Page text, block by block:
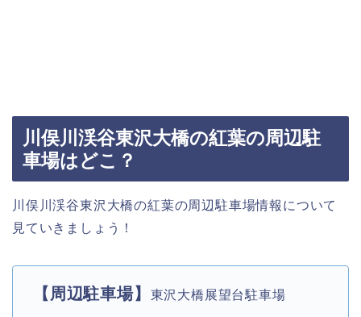
川俣川渓谷東沢大橋の紅葉の周辺駐
車場はどこ？
川俣川渓谷東沢大橋の紅葉の周辺駐車場情報について
見ていきましょう！
【周辺駐車場】 東沢大橋展望台駐車場